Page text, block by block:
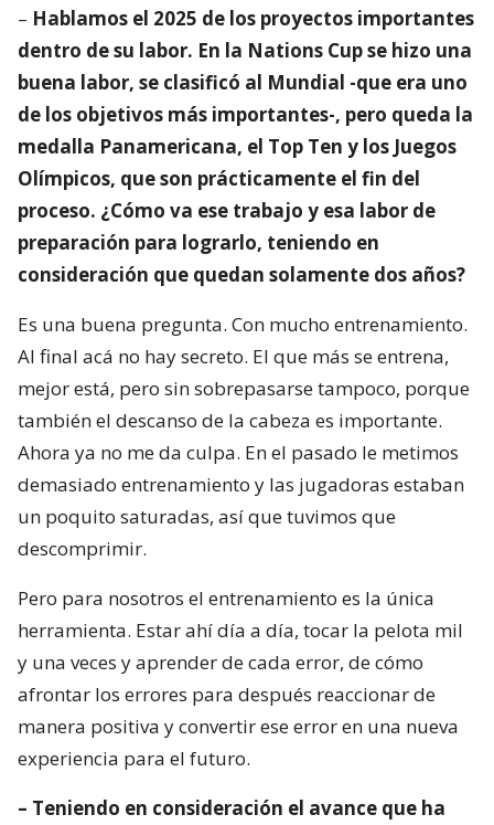
– Hablamos el 2025 de los proyectos importantes
dentro de su labor. En la Nations Cup se hizo una
buena labor, se clasificó al Mundial -que era uno
de los objetivos más importantes-, pero queda la
medalla Panamericana, el Top Ten y los Juegos
Olímpicos, que son prácticamente el fin del
proceso. ¿Cómo va ese trabajo y esa labor de
preparación para lograrlo, teniendo en
consideración que quedan solamente dos años?
Es una buena pregunta. Con mucho entrenamiento.
Al final acá no hay secreto. El que más se entrena,
mejor está, pero sin sobrepasarse tampoco, porque
también el descanso de la cabeza es importante.
Ahora ya no me da culpa. En el pasado le metimos
demasiado entrenamiento y las jugadoras estaban
un poquito saturadas, así que tuvimos que
descomprimir.
Pero para nosotros el entrenamiento es la única
herramienta. Estar ahí día a día, tocar la pelota mil
y una veces y aprender de cada error, de cómo
afrontar los errores para después reaccionar de
manera positiva y convertir ese error en una nueva
experiencia para el futuro.
– Teniendo en consideración el avance que ha